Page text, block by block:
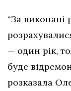
“За виконані
— один рік,
буде
розказала